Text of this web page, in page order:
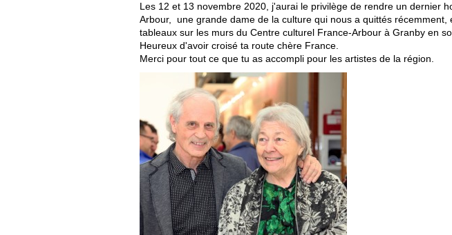
Les 12 et 13 novembre 2020, j'aurai le privilège de rendre un dernier
Arbour, une grande dame de la culture qui nous a quittés récemment,
tableaux sur les murs du Centre culturel France-Arbour à Granby en
Heureux d'avoir croisé ta route chère France.
Merci pour tout ce que tu as accompli pour les artistes de la région.